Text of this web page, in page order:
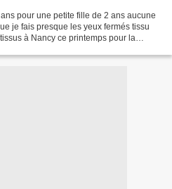
pour une petite fille de 2 ans aucune
je fais presque les yeux fermés tissu
à Nancy ce printemps pour la